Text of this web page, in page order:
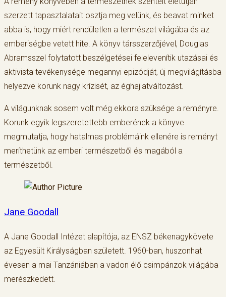
szerzett tapasztalatait osztja meg velünk, és beavat minket
abba is, hogy miért rendületlen a természet világába és az
emberiségbe vetett hite. A könyv társszerzőjével, Douglas
Abramsszel folytatott beszélgetései felelevenítik utazásai és
aktivista tevékenysége megannyi epizódját, új megvilágításba
helyezve korunk nagy krízisét, az éghajlatváltozást.
A világunknak sosem volt még ekkora szüksége a reményre.
Korunk egyik legszeretettebb emberének a könyve
megmutatja, hogy hatalmas problémáink ellenére is reményt
meríthetünk az emberi természetből és magából a
természetből.
Jane Goodall
A Jane Goodall Intézet alapítója, az ENSZ békenagykövete
az Egyesült Királyságban született. 1960-ban, huszonhat
évesen a mai Tanzániában a vadon élő csimpánzok világába
merészkedett.